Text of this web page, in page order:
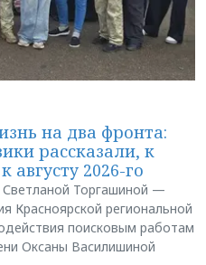
на два фронта:
рассказали, к
2026-го
Торгашиной —
Красноярской региональной
поисковым работам
Оксаны Василишиной